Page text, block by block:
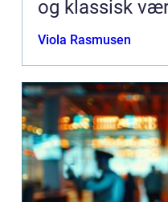
og klassisk
Viola Rasmusen